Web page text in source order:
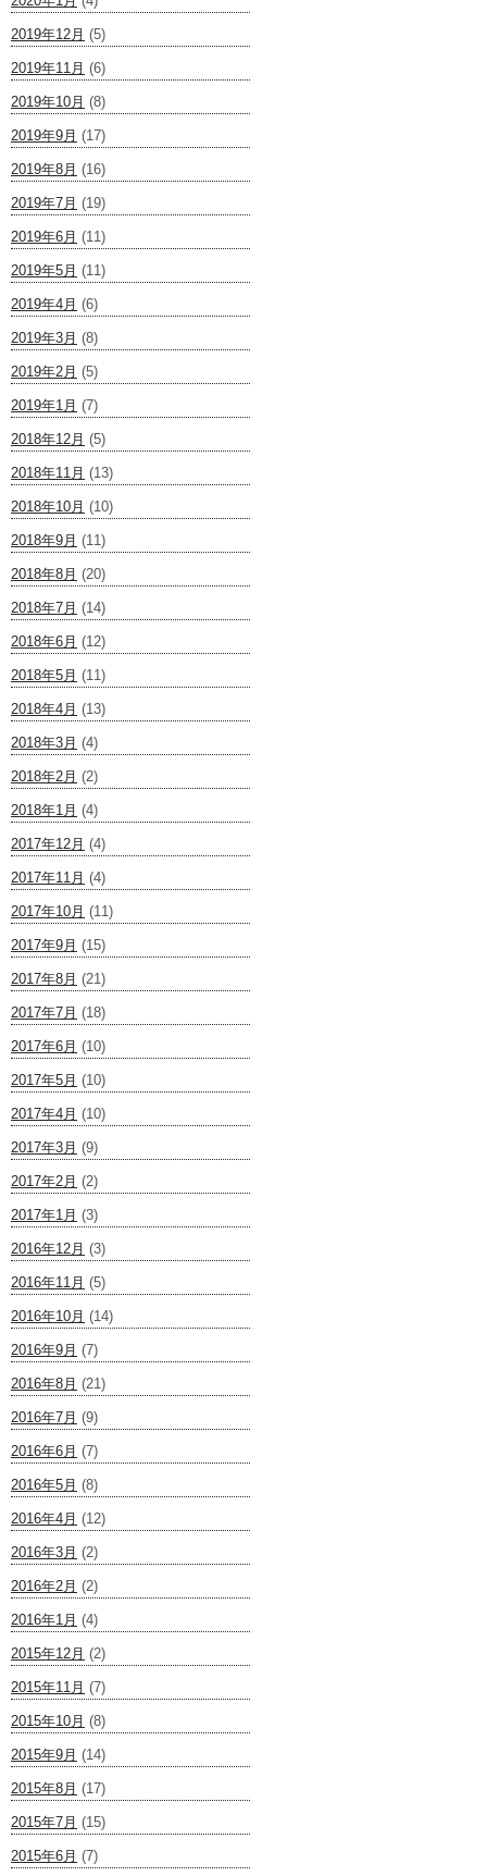
2019年12月 (5)
2019年11月 (6)
2019年10月 (8)
2019年9月 (17)
2019年8月 (16)
2019年7月 (19)
2019年6月 (11)
2019年5月 (11)
2019年4月 (6)
2019年3月 (8)
2019年2月 (5)
2019年1月 (7)
2018年12月 (5)
2018年11月 (13)
2018年10月 (10)
2018年9月 (11)
2018年8月 (20)
2018年7月 (14)
2018年6月 (12)
2018年5月 (11)
2018年4月 (13)
2018年3月 (4)
2018年2月 (2)
2018年1月 (4)
2017年12月 (4)
2017年11月 (4)
2017年10月 (11)
2017年9月 (15)
2017年8月 (21)
2017年7月 (18)
2017年6月 (10)
2017年5月 (10)
2017年4月 (10)
2017年3月 (9)
2017年2月 (2)
2017年1月 (3)
2016年12月 (3)
2016年11月 (5)
2016年10月 (14)
2016年9月 (7)
2016年8月 (21)
2016年7月 (9)
2016年6月 (7)
2016年5月 (8)
2016年4月 (12)
2016年3月 (2)
2016年2月 (2)
2016年1月 (4)
2015年12月 (2)
2015年11月 (7)
2015年10月 (8)
2015年9月 (14)
2015年8月 (17)
2015年7月 (15)
2015年6月 (7)